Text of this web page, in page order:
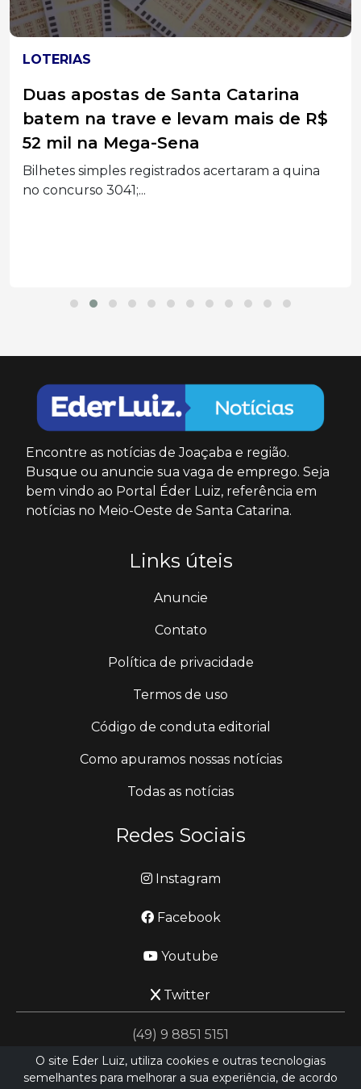
LOTERIAS
Duas apostas de Santa Catarina
batem na trave e levam mais de R$
52 mil na Mega-Sena
Bilhetes simples registrados acertaram a quina
no concurso 3041;...
Encontre as notícias de Joaçaba e região.
Busque ou anuncie sua vaga de emprego. Seja
bem vindo ao Portal Éder Luiz, referência em
notícias no Meio-Oeste de Santa Catarina.
Links úteis
Anuncie
Contato
Política de privacidade
Termos de uso
Código de conduta editorial
Como apuramos nossas notícias
Todas as notícias
Redes Sociais
Instagram
Facebook
Youtube
Twitter
(49) 9 8851 5151
jornalismo@ederluiz.com.vc
O site Eder Luiz, utiliza cookies e outras tecnologias
semelhantes para melhorar a sua experiência, de acordo